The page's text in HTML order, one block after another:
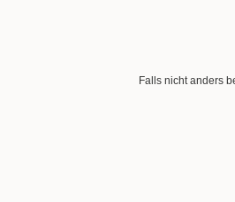
Falls nicht anders